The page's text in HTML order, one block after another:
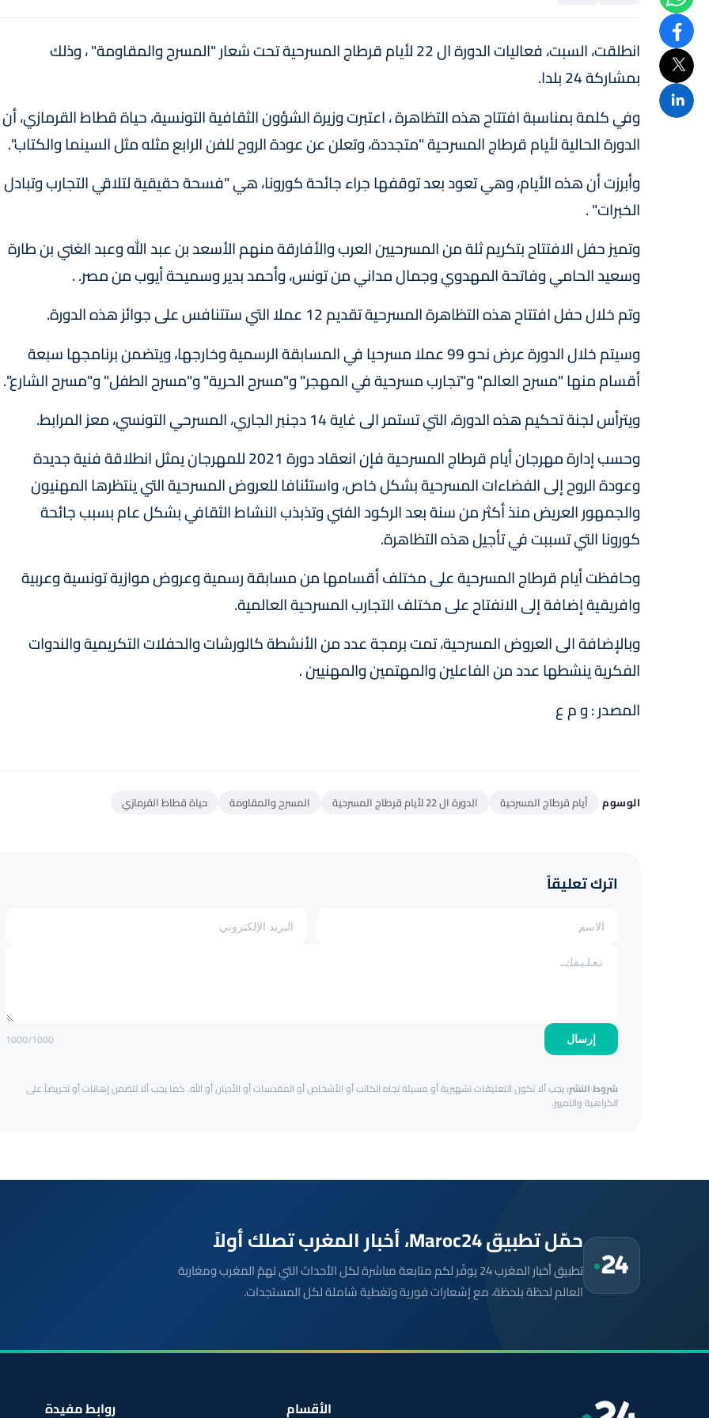
انطلقت، السبت، فعاليات الدورة ال 22 لأيام قرطاج المسرحية تحت شعار "المسرح والمقاومة" ، وذلك
بمشاركة 24 بلدا.
وفي كلمة بمناسبة افتتاح هذه التظاهرة ، اعتبرت وزيرة الشؤون الثقافية التونسية، حياة قطاط القرمازي، أن
الدورة الحالية لأيام قرطاج المسرحية "متجددة، وتعلن عن عودة الروح للفن الرابع مثله مثل السينما والكتاب".
وأبرزت أن هذه الأيام، وهي تعود بعد توقفها جراء جائحة كورونا، هي "فسحة حقيقية لتلاقي التجارب وتبادل
الخبرات" .
وتميز حفل الافتتاح بتكريم ثلة من المسرحيين العرب والأفارقة منهم الأسعد بن عبد الله وعبد الغني بن طارة
وسعيد الحامي وفاتحة المهدوي وجمال مداني من تونس، وأحمد بدير وسميحة أيوب من مصر. .
وتم خلال حفل افتتاح هذه التظاهرة المسرحية تقديم 12 عملا التي ستتنافس على جوائز هذه الدورة.
وسيتم خلال الدورة عرض نحو 99 عملا مسرحيا في المسابقة الرسمية وخارجها، ويتضمن برنامجها سبعة
أقسام منها "مسرح العالم" و"تجارب مسرحية في المهجر" و"مسرح الحرية" و"مسرح الطفل" و"مسرح الشارع".
ويترأس لجنة تحكيم هذه الدورة، التي تستمر الى غاية 14 دجنبر الجاري، المسرحي التونسي، معز المرابط.
وحسب إدارة مهرجان أيام قرطاج المسرحية فإن انعقاد دورة 2021 للمهرجان يمثل انطلاقة فنية جديدة
وعودة الروح إلى الفضاءات المسرحية بشكل خاص، واستئنافا للعروض المسرحية التي ينتظرها المهنيون
والجمهور العريض منذ أكثر من سنة بعد الركود الفني وتذبذب النشاط الثقافي بشكل عام بسبب جائحة
كورونا التي تسببت في تأجيل هذه التظاهرة.
وحافظت أيام قرطاج المسرحية على مختلف أقسامها من مسابقة رسمية وعروض موازية تونسية وعربية
وافريقية إضافة إلى الانفتاح على مختلف التجارب المسرحية العالمية.
وبالإضافة الى العروض المسرحية، تمت برمجة عدد من الأنشطة كالورشات والحفلات التكريمية والندوات
الفكرية ينشطها عدد من الفاعلين والمهتمين والمهنيين .
المصدر : و م ع
الوسوم أيام قرطاج المسرحية الدورة ال 22 لأيام قرطاج المسرحية المسرح والمقاومة حياة قطاط القرمازي
اترك تعليقاً
إرسال 1000/1000
شروط النشر:يجب ألا تكون التعليقات تشهيرية أو مسيئة تجاه الكاتب أو الأشخاص أو المقدسات أو الأديان أو الله. كما يجب ألا تتضمن إهانات أو تحريضاً على
الكراهية والتمييز.
حمّل تطبيق Maroc24، أخبار المغرب تصلك أولاً
تطبيق أخبار المغرب 24 يوفّر لكم متابعة مباشرة لكل الأحداث التي تهمّ المغرب ومغاربة
العالم لحظة بلحظة، مع إشعارات فورية وتغطية شاملة لكل المستجدات.
الأقسام روابط مفيدة